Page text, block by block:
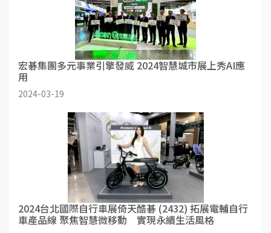
宏碁集團多元事業引擎發威 2024智慧城市展上秀AI應
用
2024-03-19
2024台北國際自行車展倚天酷碁 (2432) 拓展電輔自行
車產品線 聚焦智慧微移動 實現永續生活風格